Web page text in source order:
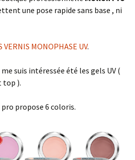
une pose rapide sans base , ni
VERNIS MONOPHASE UV.
suis intéressée été les gels UV (
top ).
propose 6 coloris.